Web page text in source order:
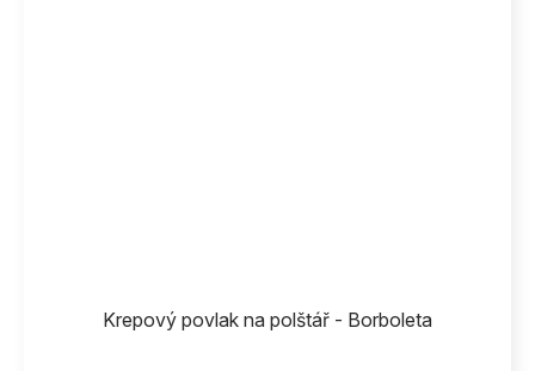
Krepový povlak na polštář - Borboleta